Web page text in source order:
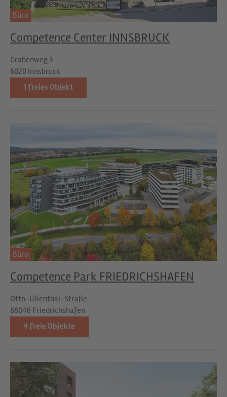
Büro
Competence Center INNSBRUCK
Grabenweg 3
6020 Innsbruck
1freies Objekt
Büro
Competence Park FRIEDRICHSHAFEN
Otto-Lilienthal-Straße
88046 Friedrichshafen
4freie Objekte